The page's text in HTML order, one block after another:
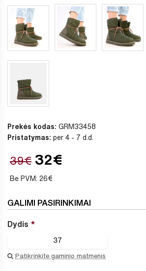
Prekės kodas: GRM33458
Pristatymas: per 4 - 7 d.d.
39€ 32€
Be PVM: 26€
GALIMI PASIRINKIMAI
Dydis
37
Patikrinkite gaminio matmenis